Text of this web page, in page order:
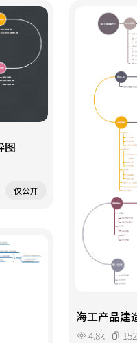
图
仅公开
海工产品建
4.8k 152